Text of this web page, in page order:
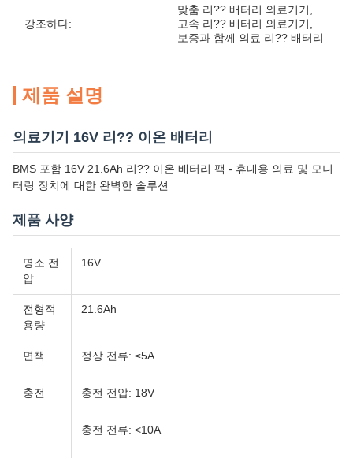
강조하다:
맞춤 리?? 배터리 의료기기
고속 리?? 배터리 의료기기
보증과 함께 의료 리?? 배터리
제품 설명
의료기기 16V 리?? 이온 배터리
BMS 포함 16V 21.6Ah 리?? 이온 배터리 팩 - 휴대용 의료 및 모니
터링 장치에 대한 완벽한 솔루션
제품 사양
명소 전
압
16V
전형적
용량
21.6Ah
면책 정상 전류: ≤5A
충전 충전 전압: 18V
충전 전류: <10A